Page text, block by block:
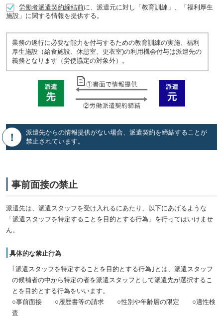
労働者派遣契約締結前に、派遣元に対し「教育訓練」、「福利厚生
施設」に関する情報を提供する。
業務の遂行に必要な能力を付与するための教育訓練の実施、福利
厚生施設（給食施設、休憩室、更衣室)の利用機会付与は派遣先の
義務となります（労使協定の対象外）。
派遣先からの情報提供がない場合、派遣契約を締結することが
禁止されています。
事前面接の禁止
派遣先は、派遣スタッフを受け入れるにあたり、以下にあげるような
「派遣スタッフを特定することを目的とする行為」を行ってはいけませ
ん。
具体的な禁止行為
｢派遣スタッフを特定することを目的とする行為｣とは、派遣スタッフ
の候補者の中から特定の者を派遣スタッフとして派遣先が選択するこ
とを目的とする行為をいいます。
○事前面接 ○履歴書等の請求 ○性別や年齢層の限定 ○適性検
査